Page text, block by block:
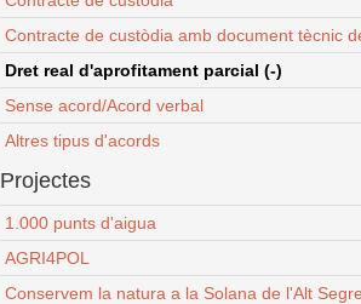
Contracte de custòdia amb document tècnic
Dret real d'aprofitament parcial (-)
Sense acord/Acord verbal
Altres tipus d'acords
Projectes
1.000 punts d'aigua
AGRI4POL
Conservem la natura a la Solana de l'Alt